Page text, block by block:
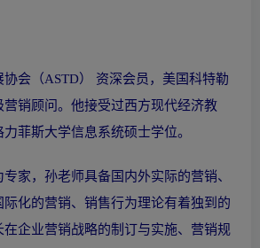
会（ASTD） 资深会员，美国科特勒
营销顾问。他接受过西方现代经济教
菲斯大学信息系统硕士学位。
家，孙老师具备国内外实际的营销、
化的营销、销售行为理论有着独到的
企业营销战略的制订与实施、营销规